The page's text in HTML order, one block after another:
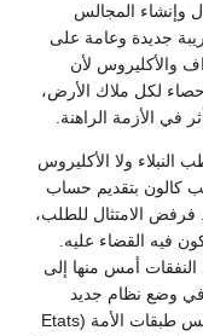
وإنشاء المجالس
جديدة وعامة على
والأكليروس لأن
لكل ملاك الأرض،
في الأزمة الراهنة.
ولا الأكليروس
كالون بتقديم حساب
فرفض الامتثال للطلب،
فيه القضاء عليه.
أمس منها إلى
وضع نظام جديد
للضرائب، فمثل هذه السلطة لا يملكها إلا مجلس طبقات الأمة (Etats